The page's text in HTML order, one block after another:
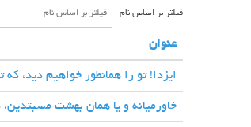
فیلتر بر اساس نام
عنوان
ایزدا! تو را همانطور خواهیم دید، که
خاورمیانه و یا همان بهشت